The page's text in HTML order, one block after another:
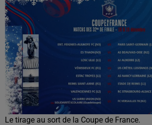
Le tirage au sort de la Coupe de France.